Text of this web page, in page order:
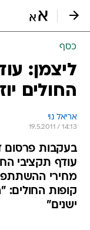
כסף
ליצמן:
החולים
אריאל נוי
19.5.2011 / 14:13
בעקבות פרסום
עודף תקציבי
מחירי
קופות החולים:
ישנים"